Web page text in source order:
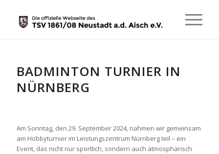
BADMINTON TURNIER IN
NÜRNBERG
Am Sonntag, den 29. September 2024, nahmen wir gemeinsam
am Hobbyturnier im Leistungszentrum Nürnberg teil – ein
Event, das nicht nur sportlich, sondern auch atmosphärisch